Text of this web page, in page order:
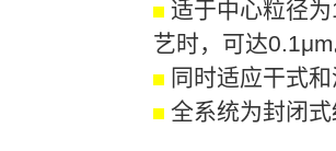
适于中心粒径为
艺时，可达
同时适应干式和
全系统为封闭式